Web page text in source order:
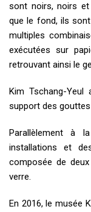
sont noirs, noirs
que le fond, ils
multiples
exécutées sur
retrouvant ainsi le
Kim Tschang-
support des gouttes
Parallèlement à
installations et
composée de
verre.
En 2016, le musée